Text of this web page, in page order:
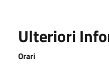
Ulteriori
Orari